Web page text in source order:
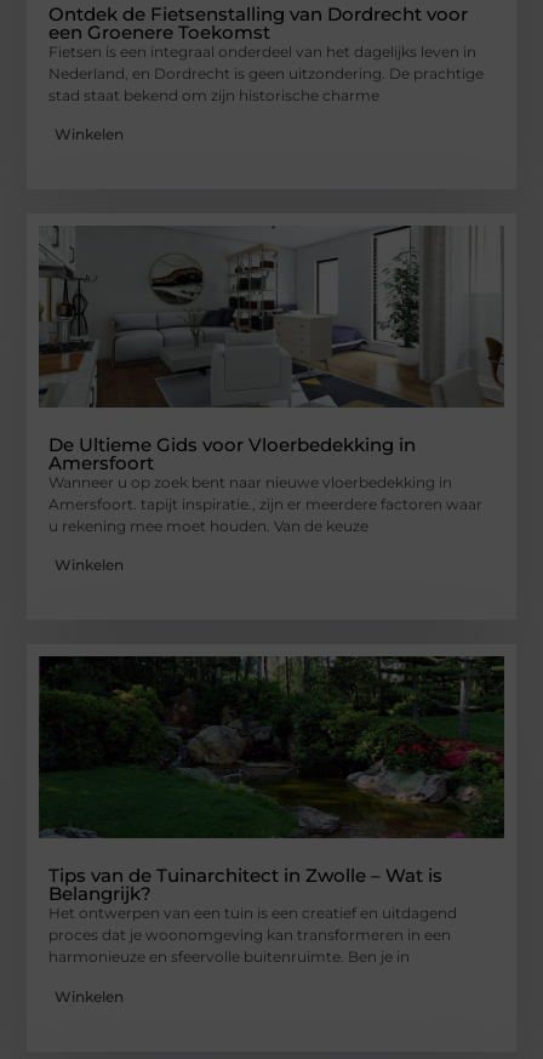
Ontdek de Fietsenstalling van Dordrecht voor
een Groenere Toekomst
Fietsen is een integraal onderdeel van het dagelijks leven in
Nederland, en Dordrecht is geen uitzondering. De prachtige
stad staat bekend om zijn historische charme
Winkelen
De Ultieme Gids voor Vloerbedekking in
Amersfoort
Wanneer u op zoek bent naar nieuwe vloerbedekking in
Amersfoort. tapijt inspiratie., zijn er meerdere factoren waar
u rekening mee moet houden. Van de keuze
Winkelen
Tips van de Tuinarchitect in Zwolle – Wat is
Belangrijk?
Het ontwerpen van een tuin is een creatief en uitdagend
proces dat je woonomgeving kan transformeren in een
harmonieuze en sfeervolle buitenruimte. Ben je in
Winkelen